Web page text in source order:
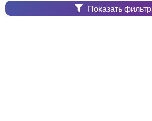
Показать фильтр